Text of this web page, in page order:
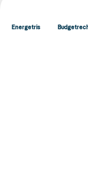
Energetris